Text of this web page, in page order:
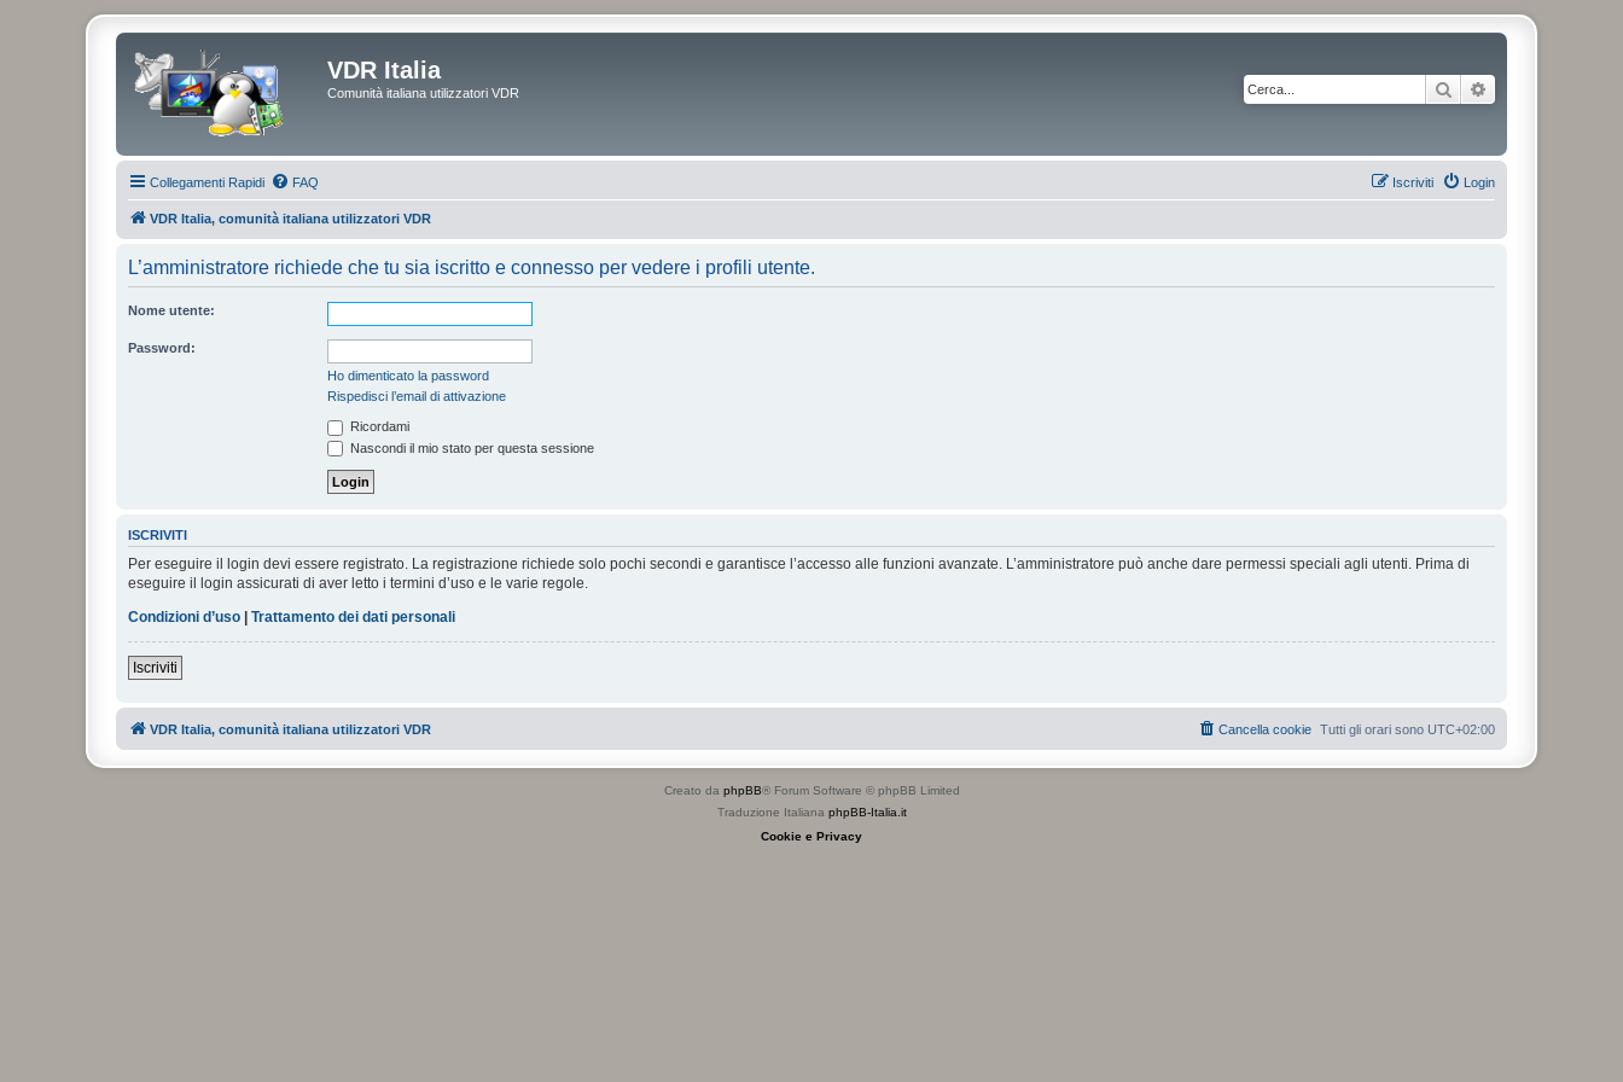
VDR Italia
Comunità italiana utilizzatori VDR Cerca
Collegamenti Rapidi FAQ Login
Iscriviti
VDR Italia, comunità italiana utilizzatori VDR
L’amministratore richiede che tu sia iscritto e connesso per vedere i profili utente.
Nome utente:
Password:
Ho dimenticato la password
Rispedisci l’email di attivazione
Ricordami
Nascondi il mio stato per questa sessione
ISCRIVITI
Per eseguire il login devi essere registrato. La registrazione richiede solo pochi secondi e garantisce l’accesso alle funzioni avanzate. L’amministratore può anche dare permessi speciali agli utenti. Prima di
eseguire il login assicurati di aver letto i termini d’uso e le varie regole.
Condizioni d’uso | Trattamento dei dati personali
Iscriviti
VDR Italia, comunità italiana utilizzatori VDR Tutti gli orari sono UTC+02:00
Cancella cookie
Creato da phpBB® Forum Software © phpBB Limited
Traduzione Italiana phpBB-Italia.it
Cookie e Privacy